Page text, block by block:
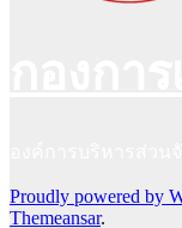
Proudly powered by
Themeansar.